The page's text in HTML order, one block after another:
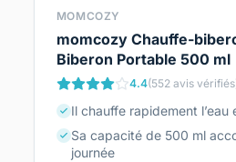
MOMCOZY
momcozy Chauffe-
Biberon Portable 500 ml
4.4(552 avis
Il chauffe rapidement l’eau
Sa capacité de 500 ml
journée